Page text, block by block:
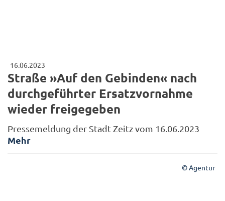
16.06.2023
Straße »Auf den Gebinden« nach
durchgeführter Ersatzvornahme
wieder freigegeben
Pressemeldung der Stadt Zeitz vom 16.06.2023
Mehr
© Agentur